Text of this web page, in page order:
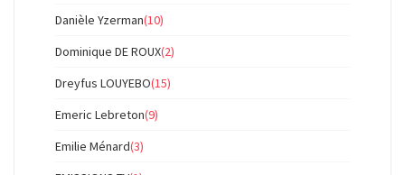
Danièle Yzerman(10)
Dominique DE ROUX(2)
Dreyfus LOUYEBO(15)
Emeric Lebreton(9)
Emilie Ménard(3)